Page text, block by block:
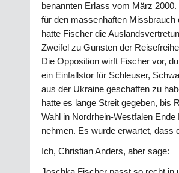
benannten Erlass vom März
für den massenhaften
hatte Fischer die
Zweifel zu Gunsten der
Die Opposition wirft Fischer vor,
ein Einfallstor für Schleuser,
aus der Ukraine geschaffen zu
hatte es lange Streit gegeben, bis
Wahl in Nordrhein-Westfalen
nehmen. Es wurde erwartet, dass
Ich, Christian Anders, aber sage: